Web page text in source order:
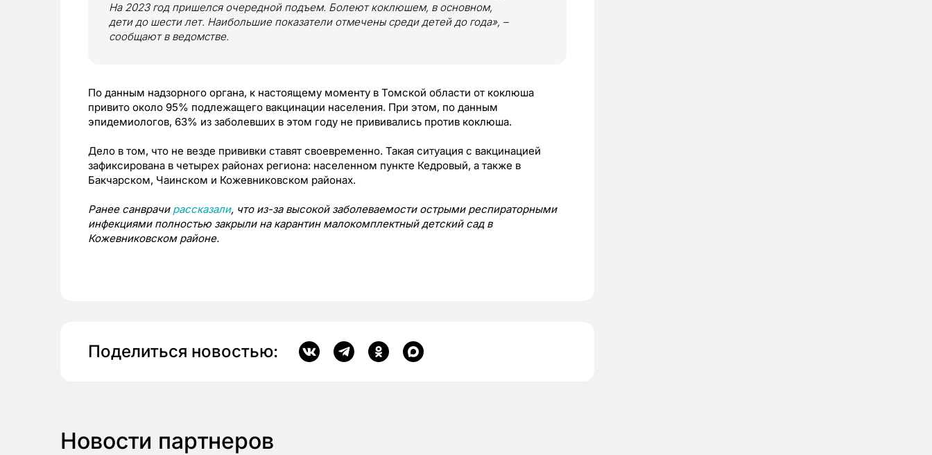
На 2023 год пришелся очередной подъем. Болеют коклюшем, в основном,
дети до шести лет. Наибольшие показатели отмечены среди детей до года»‎, –
сообщают в ведомстве.
По данным надзорного органа, к настоящему моменту в Томской области от коклюша
привито около 95% подлежащего вакцинации населения. При этом, по данным
эпидемиологов, 63% из заболевших в этом году не прививались против коклюша.
Дело в том, что не везде прививки ставят своевременно. Такая ситуация с вакцинацией
зафиксирована в четырех районах региона: населенном пункте Кедровый, а также в
Бакчарском, Чаинском и Кожевниковском районах.
Ранее санврачи рассказали, что из-за высокой заболеваемости острыми респираторными
инфекциями полностью закрыли на карантин малокомплектный детский сад в
Кожевниковском районе.
Поделиться новостью:
Новости партнеров